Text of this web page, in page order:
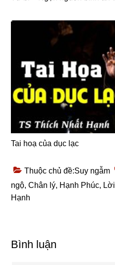
Tai hoạ của dục lạc
Thuộc chủ đề:Suy ngẫm
ngộ,Chân lý, Hạnh Phúc,
Hạnh
Reader
Bình luận